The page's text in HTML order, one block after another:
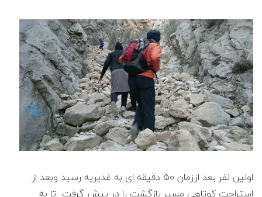
اولین نفر بعد اززمان 50 دقیقه ای به غدیریه رسید وبعد از
استراحت کوتاهی مسیر بازگشت را در پیش گرفت تا به